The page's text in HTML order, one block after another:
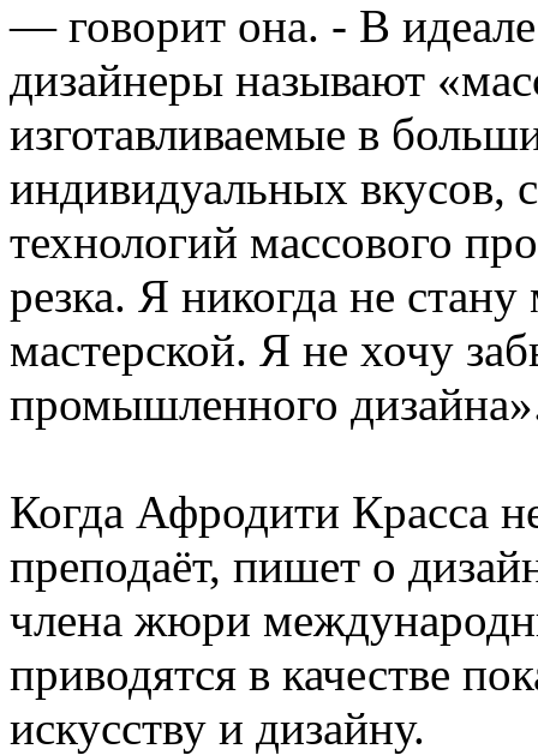
— говорит она. - В идеале
дизайнеры называют
изготавливаемые в
индивидуальных вкусов,
технологий массового
резка. Я никогда не
мастерской. Я не хочу
промышленного
Когда Афродити Красса
преподаёт, пишет о
члена жюри
приводятся в качестве
искусству и дизайну.